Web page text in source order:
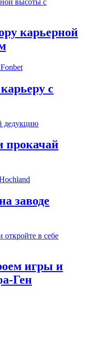
карьерной
с
прокачай
заводе
игры и
Ген